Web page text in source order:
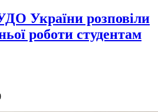
України розповіли
роботи студентам